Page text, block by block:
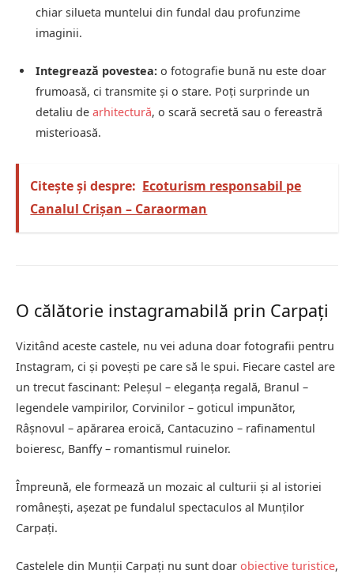
chiar silueta muntelui din fundal dau profunzime
imaginii.
Integrează povestea: o fotografie bună nu este doar
frumoasă, ci transmite și o stare. Poți surprinde un
detaliu de arhitectură, o scară secretă sau o fereastră
misterioasă.
Citește și despre: Ecoturism responsabil pe
Canalul Crișan – Caraorman
O călătorie instagramabilă prin Carpați
Vizitând aceste castele, nu vei aduna doar fotografii pentru
Instagram, ci și povești pe care să le spui. Fiecare castel are
un trecut fascinant: Peleșul – eleganța regală, Branul –
legendele vampirilor, Corvinilor – goticul impunător,
Râșnovul – apărarea eroică, Cantacuzino – rafinamentul
boieresc, Banffy – romantismul ruinelor.
Împreună, ele formează un mozaic al culturii și al istoriei
românești, așezat pe fundalul spectaculos al Munților
Carpați.
Castelele din Munții Carpați nu sunt doar obiective turistice,